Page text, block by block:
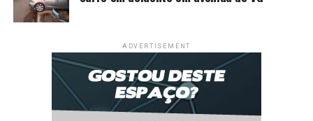
ADVERTISEMENT